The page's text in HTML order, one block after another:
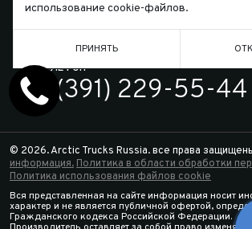
Письмо директору
ТЕЛЕФОН
7 (391) 229-55-44
© 2026. Arctic Trucks Russia. все права
информация. Политика в области обработки
Политика использования файлов cookie
Вся представленная на сайте информация носит
характер и не является публичной офертой,
Гражданского кодекса Российской Федерации.
использование cookie-файлов.
ПРИНЯТЬ